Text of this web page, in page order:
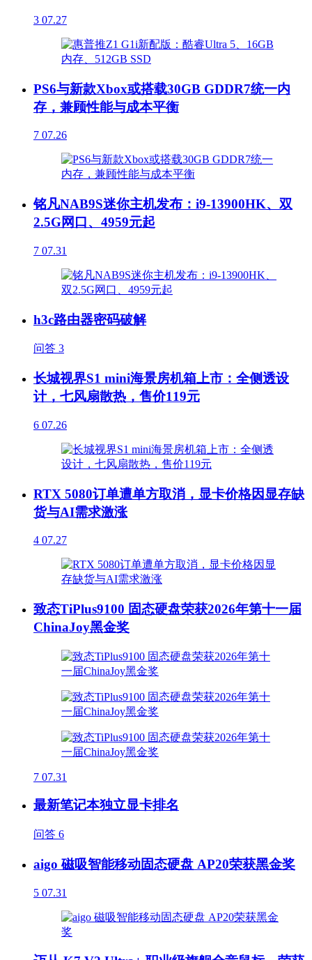
3 07.27
PS6与新款Xbox或搭载30GB GDDR7统一内
存，兼顾性能与成本平衡
7 07.26
铭凡NAB9S迷你主机发布：i9-13900HK、双
2.5G网口、4959元起
7 07.31
h3c路由器密码破解
问答 3
长城视界S1 mini海景房机箱上市：全侧透设
计，七风扇散热，售价119元
6 07.26
RTX 5080订单遭单方取消，显卡价格因显存缺
货与AI需求激涨
4 07.27
致态TiPlus9100 固态硬盘荣获2026年第十一届
ChinaJoy黑金奖
7 07.31
最新笔记本独立显卡排名
问答 6
aigo 磁吸智能移动固态硬盘 AP20荣获黑金奖
5 07.31